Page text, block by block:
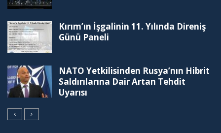
Kırım’ın İşgalinin 11. Yılında Direniş
Günü Paneli
NATO Yetkilisinden Rusya’nın Hibrit
Saldırılarına Dair Artan Tehdit
Uyarısı